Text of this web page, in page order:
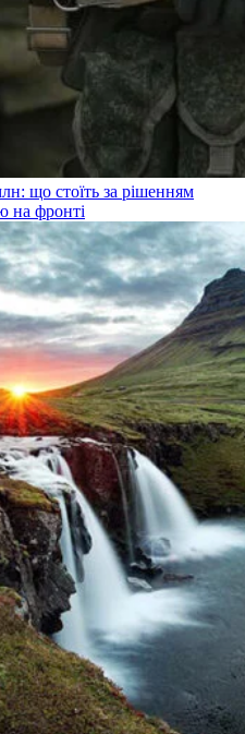
що стоїть за рішенням
на фронті